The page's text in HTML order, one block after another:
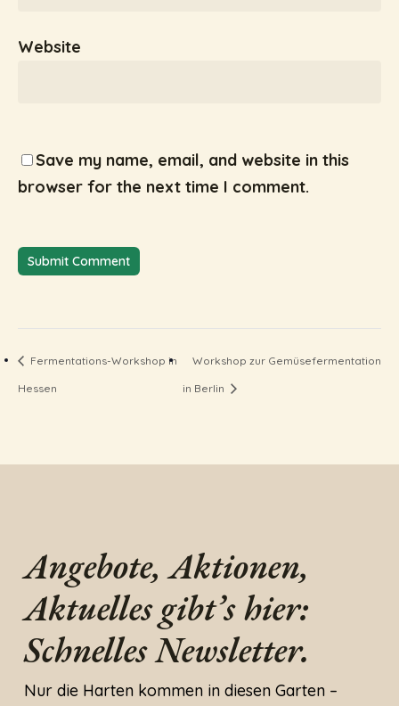
Website
Save my name, email, and website in this
browser for the next time I comment.
Fermentations-Workshop in
Hessen
Workshop zur Gemüsefermentation
in Berlin
Angebote, Aktionen,
Aktuelles gibt’s hier:
Schnelles Newsletter.
Nur die Harten kommen in diesen Garten –